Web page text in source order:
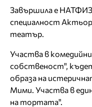
Завършила е
специалност
театър.
Участва в
собственост",
образа на
Мими. Участва в
на тортата".